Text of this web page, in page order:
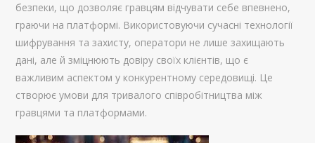
безпеки, що дозволяє гравцям відчувати себе впевнено,
граючи на платформі. Використовуючи сучасні технології
шифрування та захисту, оператори не лише захищають
дані, але й зміцнюють довіру своїх клієнтів, що є
важливим аспектом у конкурентному середовищі. Це
створює умови для тривалого співробітництва між
гравцями та платформами.